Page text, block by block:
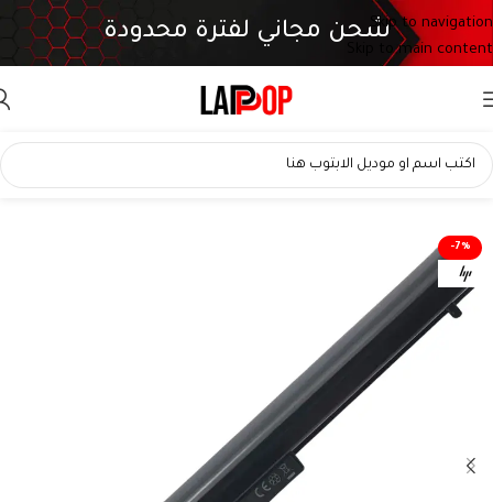
Skip to navigation
Skip to main content
شحن مجاني لفترة محدودة
-7%